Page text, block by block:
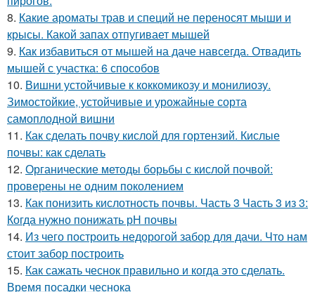
8. Какие ароматы трав и специй не переносят мыши и
крысы. Какой запах отпугивает мышей
9. Как избавиться от мышей на даче навсегда. Отвадить
мышей с участка: 6 способов
10. Вишни устойчивые к коккомикозу и монилиозу.
Зимостойкие, устойчивые и урожайные сорта
самоплодной вишни
11. Как сделать почву кислой для гортензий. Кислые
почвы: как сделать
12. Органические методы борьбы с кислой почвой:
проверены не одним поколением
13. Как понизить кислотность почвы. Часть 3 Часть 3 из 3:
Когда нужно понижать рН почвы
14. Из чего построить недорогой забор для дачи. Что нам
стоит забор построить
15. Как сажать чеснок правильно и когда это сделать.
Время посадки чеснока